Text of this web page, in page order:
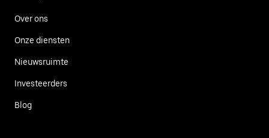
Over ons
Onze diensten
Nieuwsruimte
Investeerders
Blog